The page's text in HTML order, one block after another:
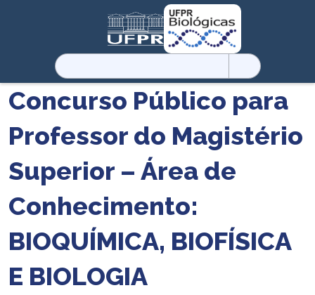
Pesquisar
por:
Concurso Público para
Professor do Magistério
Superior – Área de
Conhecimento:
BIOQUÍMICA, BIOFÍSICA
E BIOLOGIA